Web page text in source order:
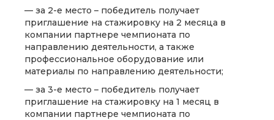
— за 2-е место – победитель получает
приглашение на стажировку на 2 месяца в
компании партнере чемпионата по
направлению деятельности, а также
профессиональное оборудование или
материалы по направлению деятельности;
— за 3-е место – победитель получает
приглашение на стажировку на 1 месяц в
компании партнере чемпионата по